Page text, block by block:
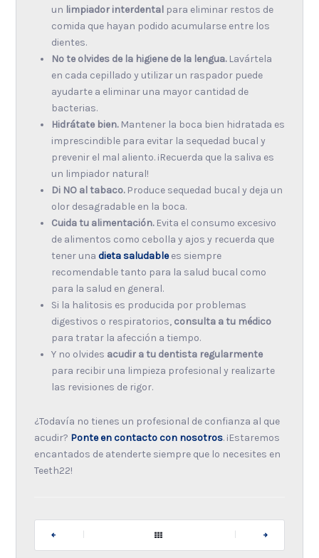
un limpiador interdentalpara eliminar restos de
comida que hayan podido acumularse entre los
dientes.
No te olvides de la higiene de la lengua. Lavártela
en cada cepillado y utilizar un raspador puede
ayudarte a eliminar una mayor cantidad de
bacterias.
Hidrátate bien.Mantener la boca bien hidratada es
imprescindible para evitar la sequedad bucal y
prevenir el mal aliento. ¡Recuerda que la saliva es
un limpiador natural!
Di NO al tabaco. Produce sequedad bucal y deja un
olor desagradable en la boca.
Cuida tu alimentación.Evita el consumo excesivo
de alimentos como cebolla y ajos y recuerda que
tener una dieta saludablees siempre
recomendable tanto para la salud bucal como
para la salud en general.
Si la halitosis es producida por problemas
digestivos o respiratorios, consulta a tu médico
para tratar la afección a tiempo.
Y no olvides acudir a tu dentista regularmente
para recibir una limpieza profesional y realizarte
las revisiones de rigor.
¿Todavía no tienes un profesional de confianza al que
acudir? Ponte en contacto con nosotros. ¡Estaremos
encantados de atenderte siempre que lo necesites en
Teeth22!